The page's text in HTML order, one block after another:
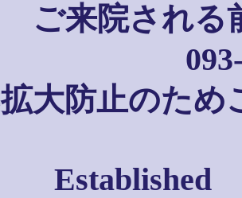
ご来院される
大防止のため